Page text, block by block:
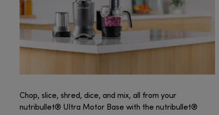
Chop, slice, shred, dice, and mix, all from your
nutribullet® Ultra Motor Base with the nutribullet®